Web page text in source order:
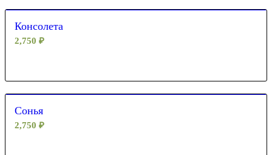
Консолета
2,750 ₽
Сонья
2,750 ₽